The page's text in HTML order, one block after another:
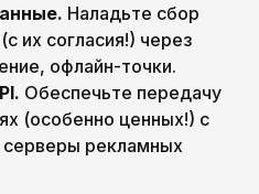
Наладьте сбор
их согласия!) через
офлайн-точки.
Обеспечьте передачу
(особенно ценных!) с
рекламных